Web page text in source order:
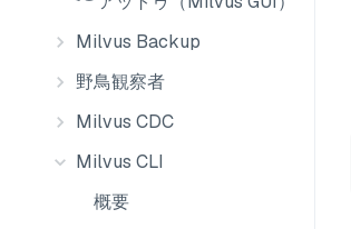
Milvus Backup
野鳥観察者
Milvus CDC
Milvus CLI
概要